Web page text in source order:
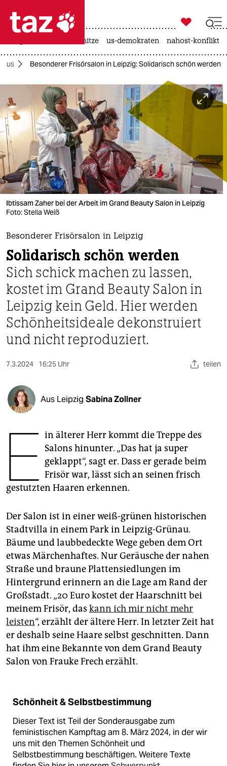
 taz zahl ich
taz zahl ich
themen
politik
öko
gesellschaft
kultur
sport
berlin
nord
wahrheit
verlag
verlag
veranstaltungen
unterstützen
genossenschaft
epaper login

taz zahl ich
hitze us-demokraten nahost-konflikt
Besonderer Frisörsalon in Leipzig: Solidarisch schön werden
Ibtissam Zaher bei der Arbeit im Grand Beauty Salon in Leipzig
Foto: Stella Weiß
Besonderer Frisörsalon in Leipzig
Solidarisch schön werden
Sich schick machen zu lassen,
kostet im Grand Beauty Salon in
Leipzig kein Geld. Hier werden
Schönheitsideale dekonstruiert
und nicht reproduziert.
7.3.2024 16:25 Uhr teilen
Aus Leipzig Sabina Zollner
E in älterer Herr kommt die Treppe des
Salons hinunter. „Das hat ja super
geklappt“, sagt er. Dass er gerade beim
Frisör war, lässt sich an seinen frisch
gestutzten Haaren erkennen.
Der Salon ist in einer weiß-grünen historischen
Stadtvilla in einem Park in Leipzig-Grünau.
Bäume und laubbedeckte Wege geben dem Ort
etwas Märchenhaftes. Nur Geräusche der nahen
Straße und braune Plattensiedlungen im
Hintergrund erinnern an die Lage am Rand der
Großstadt. „20 Euro kostet der Haarschnitt bei
meinem Frisör, das kann ich mir nicht mehr
leisten“, erzählt der ältere Herr. In letzter Zeit hat
er deshalb seine Haare selbst geschnitten. Dann
hat ihm eine Bekannte von dem Grand Beauty
Salon von Frauke Frech erzählt.
Schönheit & Selbstbestimmung
Dieser Text ist Teil der Sonderausgabe zum
feministischen Kampftag am 8. März 2024, in der wir
uns mit den Themen Schönheit und
Selbstbestimmung beschäftigen. Weitere Texte